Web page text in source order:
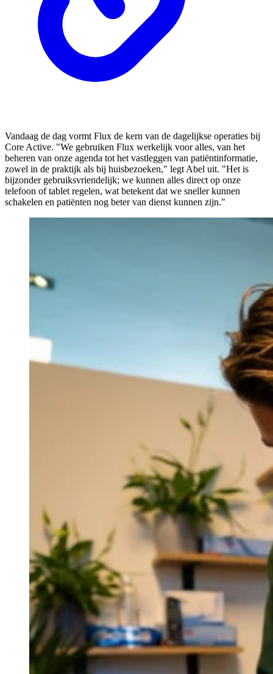
Vandaag de dag vormt Flux de kern van de dagelijkse operaties bij
Core Active. "We gebruiken Flux werkelijk voor alles, van het
beheren van onze agenda tot het vastleggen van patiëntinformatie,
zowel in de praktijk als bij huisbezoeken," legt Abel uit. "Het is
bijzonder gebruiksvriendelijk; we kunnen alles direct op onze
telefoon of tablet regelen, wat betekent dat we sneller kunnen
schakelen en patiënten nog beter van dienst kunnen zijn."